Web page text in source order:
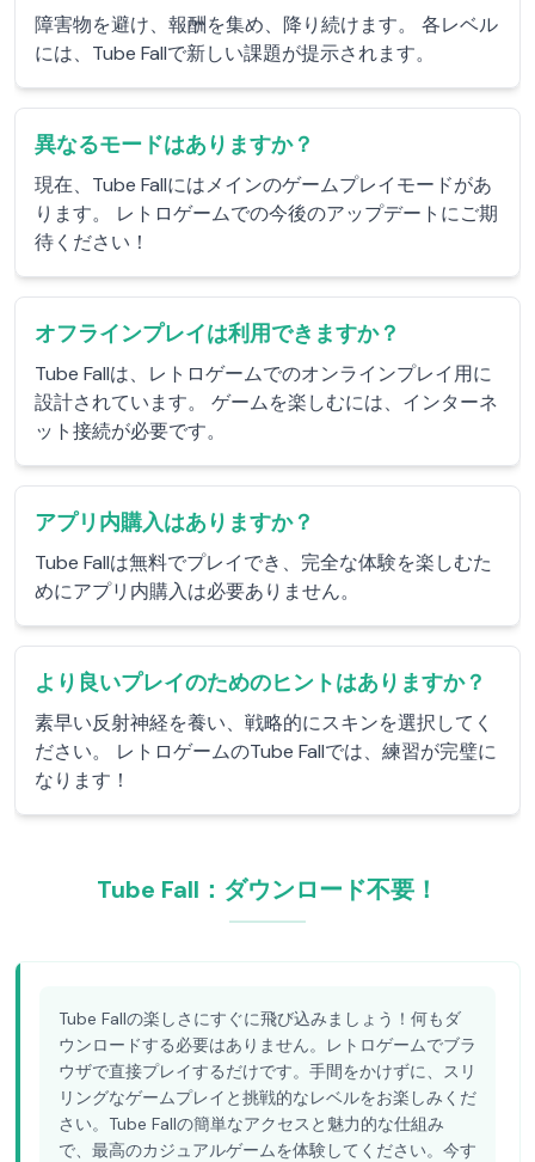
障害物を避け、報酬を集め、降り続けます。 各レベル
には、Tube Fallで新しい課題が提示されます。
異なるモードはありますか？
現在、Tube Fallにはメインのゲームプレイモードがあ
ります。 レトロゲームでの今後のアップデートにご期
待ください！
オフラインプレイは利用できますか？
Tube Fallは、レトロゲームでのオンラインプレイ用に
設計されています。 ゲームを楽しむには、インターネ
ット接続が必要です。
アプリ内購入はありますか？
Tube Fallは無料でプレイでき、完全な体験を楽しむた
めにアプリ内購入は必要ありません。
より良いプレイのためのヒントはありますか？
素早い反射神経を養い、戦略的にスキンを選択してく
ださい。 レトロゲームのTube Fallでは、練習が完璧に
なります！
Tube Fall：ダウンロード不要！
Tube Fallの楽しさにすぐに飛び込みましょう！何もダ
ウンロードする必要はありません。レトロゲームでブラ
ウザで直接プレイするだけです。手間をかけずに、スリ
リングなゲームプレイと挑戦的なレベルをお楽しみくだ
さい。Tube Fallの簡単なアクセスと魅力的な仕組み
で、最高のカジュアルゲームを体験してください。今す